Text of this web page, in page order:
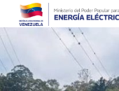
Saltar